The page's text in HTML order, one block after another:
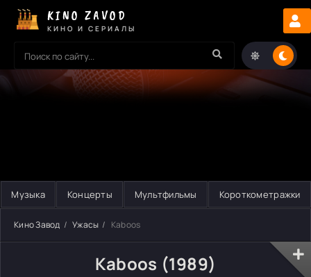
KINO ZAVOD
КИНО И СЕРИАЛЫ
Музыка Концерты Мультфильмы Короткометражки
Кино Завод Ужасы Kaboos
Kaboos (1989)